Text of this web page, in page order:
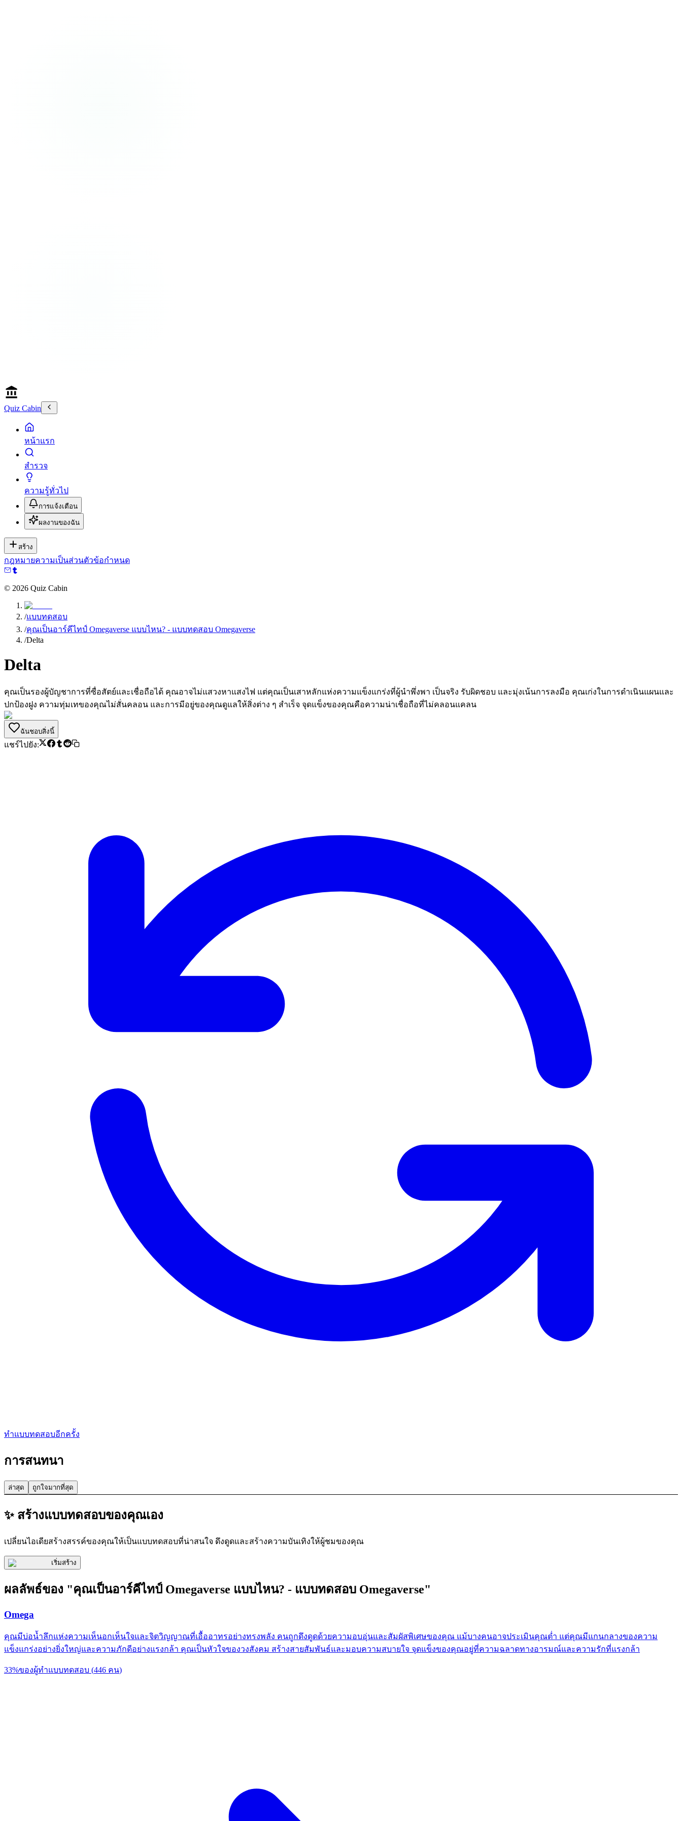
Quiz Cabin
หน้าแรก
สำรวจ
ความรู้ทั่วไป
การแจ้งเตือน
ผลงานของฉัน
สร้าง
กฎหมายความเป็นส่วนตัวข้อกำหนด
© 2026 Quiz Cabin
/แบบทดสอบ
/คุณเป็นอาร์คีไทป์ Omegaverse แบบไหน? - แบบทดสอบ Omegaverse
/Delta
Delta
คุณเป็นรองผู้บัญชาการที่ซื่อสัตย์และเชื่อถือได้ คุณอาจไม่แสวงหาแสงไฟ แต่คุณเป็นเสาหลักแห่งความแข็งแกร่งที่ผู้นำพึ่งพา เป็นจริง รับผิดชอบ และมุ่งเน้นการลงมือ คุณเก่งในการดำเนินแผนและ
ปกป้องฝูง ความทุ่มเทของคุณไม่สั่นคลอน และการมีอยู่ของคุณดูแลให้สิ่งต่าง ๆ สำเร็จ จุดแข็งของคุณคือความน่าเชื่อถือที่ไม่คลอนแคลน
ฉันชอบสิ่งนี้
แชร์ไปยัง:
ทำแบบทดสอบอีกครั้ง
การสนทนา
ล่าสุด ถูกใจมากที่สุด
✨ สร้างแบบทดสอบของคุณเอง
เปลี่ยนไอเดียสร้างสรรค์ของคุณให้เป็นแบบทดสอบที่น่าสนใจ ดึงดูดและสร้างความบันเทิงให้ผู้ชมของคุณ
เริ่มสร้าง
ผลลัพธ์ของ "คุณเป็นอาร์คีไทป์ Omegaverse แบบไหน? - แบบทดสอบ Omegaverse"
Omega
คุณมีบ่อน้ำลึกแห่งความเห็นอกเห็นใจและจิตวิญญาณที่เอื้ออาทรอย่างทรงพลัง คนถูกดึงดูดด้วยความอบอุ่นและสัมผัสพิเศษของคุณ แม้บางคนอาจประเมินคุณต่ำ แต่คุณมีแกนกลางของความ
แข็งแกร่งอย่างยิ่งใหญ่และความภักดีอย่างแรงกล้า คุณเป็นหัวใจของวงสังคม สร้างสายสัมพันธ์และมอบความสบายใจ จุดแข็งของคุณอยู่ที่ความฉลาดทางอารมณ์และความรักที่แรงกล้า
33%ของผู้ทำแบบทดสอบ (446 คน)